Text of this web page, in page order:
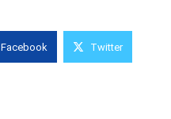
Facebook Twitter